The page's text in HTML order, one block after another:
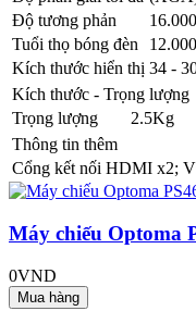
Độ tương phản
Tuổi thọ bóng đèn
Kích thước hiển thị 34 -
Kích thước - Trọng lượng
Trọng lượng
2.5Kg
Thông tin thêm
Cổng kết nối HDMI x2;
Máy chiếu Optoma
0VND